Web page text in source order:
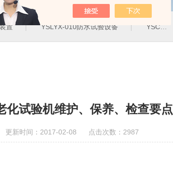
置 YSLYX-010防水试验设备 YSCYS-010臭氧老化试验设备
化试验机维护、保养、检查要点
更新时间：2017-02-08 点击次数：2987